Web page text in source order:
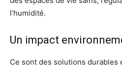
l’humidité.
Un impact
Ce sont des solutions durables